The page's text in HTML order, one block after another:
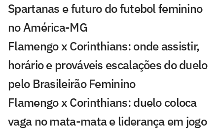
Spartanas e futuro do futebol feminino
no América-MG
Flamengo x Corinthians: onde assistir,
horário e prováveis escalações do duelo
pelo Brasileirão Feminino
Flamengo x Corinthians: duelo coloca
vaga no mata-mata e liderança em jogo